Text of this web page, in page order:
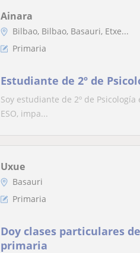
Ainara
Bilbao, Bilbao, Basauri, Etxe...
Primaria
Estudiante de 2º de
Soy estudiante de 2º de
ESO, impa...
Uxue
Basauri
Primaria
Doy clases particulares
primaria